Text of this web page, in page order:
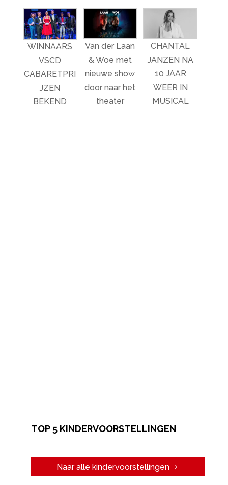
WINNAARS
VSCD
CABARETPRI
JZEN
BEKEND
Van der Laan
& Woe met
nieuwe show
door naar het
theater
CHANTAL
JANZEN NA
10 JAAR
WEER IN
MUSICAL
TOP 5 KINDERVOORSTELLINGEN
Naar alle kindervoorstellingen